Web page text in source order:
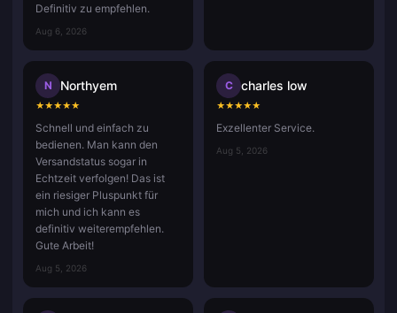
Definitiv zu empfehlen.
Aug 6, 2026
N Northyem
★★★★★
Schnell und einfach zu
bedienen. Man kann den
Versandstatus sogar in
Echtzeit verfolgen! Das ist
ein riesiger Pluspunkt für
mich und ich kann es
definitiv weiterempfehlen.
Gute Arbeit!
Aug 5, 2026
C charles low
★★★★★
Exzellenter Service.
Aug 5, 2026